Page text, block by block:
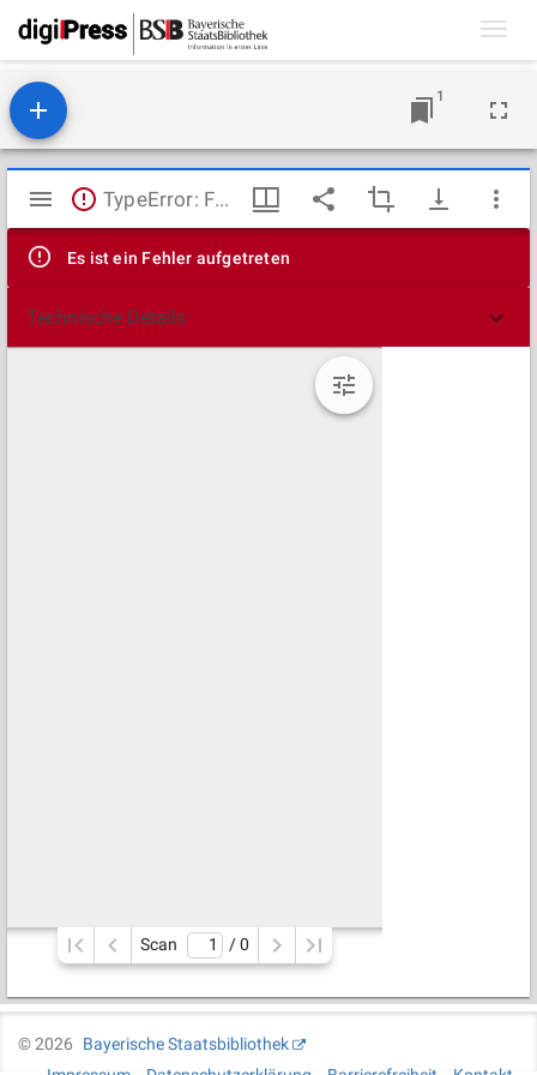
1
Mirador
Viewer
TypeError: Failed to fetch
Es ist ein Fehler aufgetreten
Technische Details
Scan / 0
©2026
Bayerische Staatsbibliothek